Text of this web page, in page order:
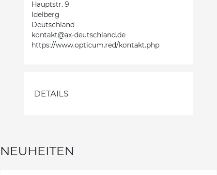
Hauptstr. 9
Idelberg
Deutschland
kontakt@ax-deutschland.de
https://www.opticum.red/kontakt.php
DETAILS
NEUHEITEN